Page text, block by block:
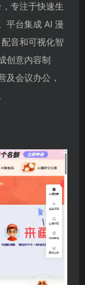
专注于快速生
平台集成 AI 漫
音和可视化智
创意内容制
及会议办公，